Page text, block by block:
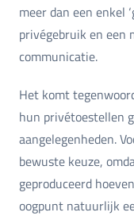
meer dan een enkel
privégebruik en een
communicatie.
Het komt
hun privétoestellen
aangelegenheden.
bewuste keuze,
geproduceerd
oogpunt natuurlijk